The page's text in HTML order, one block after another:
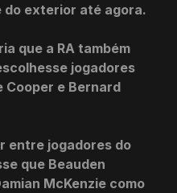
do exterior até agora.
que a RA também
jogadores
Cooper e Bernard
entre jogadores do
que Beauden
McKenzie como